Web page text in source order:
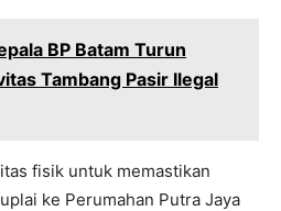
BP Batam Turun
Tambang Pasir Ilegal
fisik untuk memastikan
ke Perumahan Putra Jaya